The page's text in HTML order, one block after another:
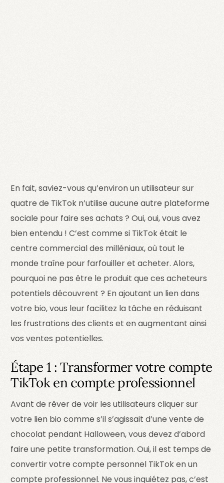
En fait, saviez-vous qu’environ un utilisateur sur
quatre de TikTok n’utilise aucune autre plateforme
sociale pour faire ses achats ? Oui, oui, vous avez
bien entendu ! C’est comme si TikTok était le
centre commercial des milléniaux, où tout le
monde traîne pour farfouiller et acheter. Alors,
pourquoi ne pas être le produit que ces acheteurs
potentiels découvrent ? En ajoutant un lien dans
votre bio, vous leur facilitez la tâche en réduisant
les frustrations des clients et en augmentant ainsi
vos ventes potentielles.
Étape 1 : Transformer votre compte
TikTok en compte professionnel
Avant de rêver de voir les utilisateurs cliquer sur
votre lien bio comme s’il s’agissait d’une vente de
chocolat pendant Halloween, vous devez d’abord
faire une petite transformation. Oui, il est temps de
convertir votre compte personnel TikTok en un
compte professionnel. Ne vous inquiétez pas, c’est